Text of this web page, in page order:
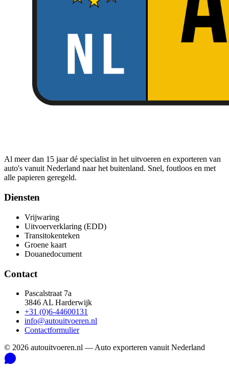
Al meer dan 15 jaar dé specialist in het uitvoeren en exporteren van
auto's vanuit Nederland naar het buitenland. Snel, foutloos en met
alle papieren geregeld.
Diensten
Vrijwaring
Uitvoerverklaring (EDD)
Transitokenteken
Groene kaart
Douanedocument
Contact
Pascalstraat 7a
3846 AL Harderwijk
+31 (0)6-44600131
info@autouitvoeren.nl
Contactformulier
© 2026 autouitvoeren.nl — Auto exporteren vanuit Nederland